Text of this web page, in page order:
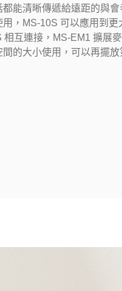
能清晰傳遞給遠距的與
用，MS-10S 可以應用到
相互連接，MS-EM1 擴展
間的大小使用，可以再擺